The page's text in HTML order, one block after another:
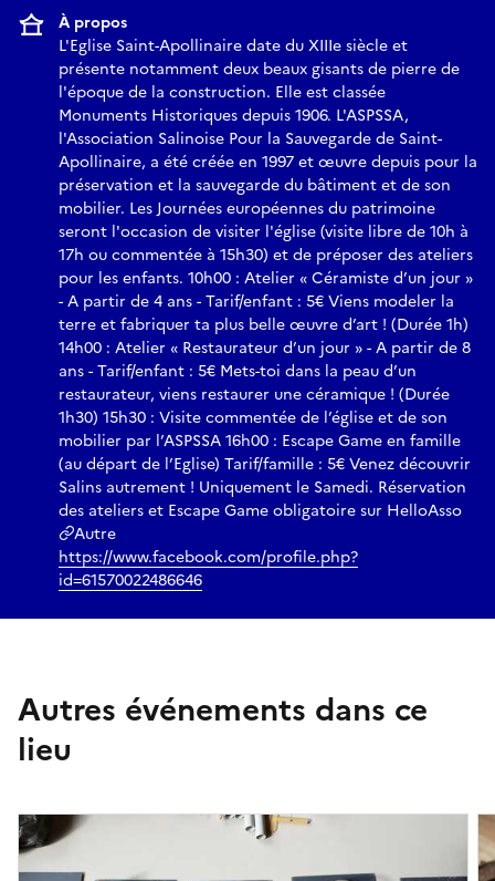
À propos
L'Eglise Saint-Apollinaire date du XIIIe siècle et
présente notamment deux beaux gisants de pierre de
l'époque de la construction. Elle est classée
Monuments Historiques depuis 1906. L'ASPSSA,
l'Association Salinoise Pour la Sauvegarde de Saint-
Apollinaire, a été créée en 1997 et œuvre depuis pour la
préservation et la sauvegarde du bâtiment et de son
mobilier. Les Journées européennes du patrimoine
seront l'occasion de visiter l'église (visite libre de 10h à
17h ou commentée à 15h30) et de préposer des ateliers
pour les enfants. 10h00 : Atelier « Céramiste d’un jour »
- A partir de 4 ans - Tarif/enfant : 5€ Viens modeler la
terre et fabriquer ta plus belle œuvre d’art ! (Durée 1h)
14h00 : Atelier « Restaurateur d’un jour » - A partir de 8
ans - Tarif/enfant : 5€ Mets-toi dans la peau d’un
restaurateur, viens restaurer une céramique ! (Durée
1h30) 15h30 : Visite commentée de l’église et de son
mobilier par l’ASPSSA 16h00 : Escape Game en famille
(au départ de l’Eglise) Tarif/famille : 5€ Venez découvrir
Salins autrement ! Uniquement le Samedi. Réservation
des ateliers et Escape Game obligatoire sur HelloAsso
Autre
https://www.facebook.com/profile.php?
id=61570022486646
Autres événements dans ce
lieu